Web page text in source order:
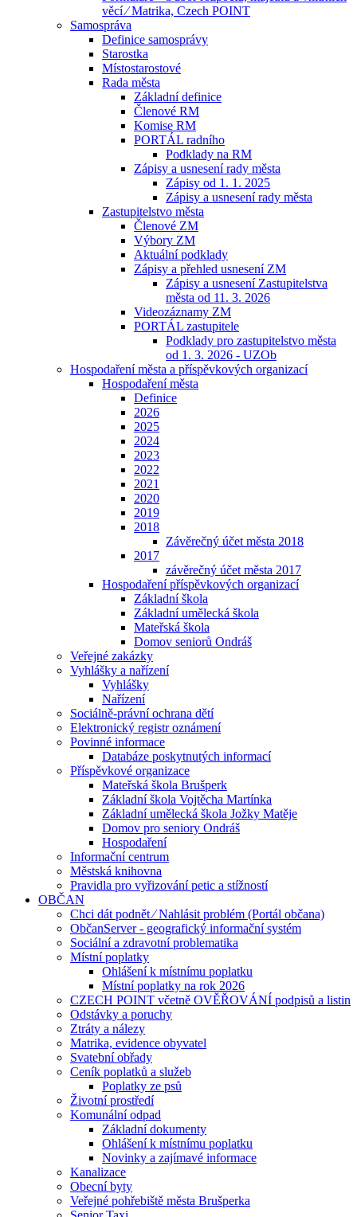
věcí ⁄ Matrika, Czech POINT
Samospráva
Definice samosprávy
Starostka
Místostarostové
Rada města
Základní definice
Členové RM
Komise RM
PORTÁL radního
Podklady na RM
Zápisy a usnesení rady města
Zápisy od 1. 1. 2025
Zápisy a usnesení rady města
Zastupitelstvo města
Členové ZM
Výbory ZM
Aktuální podklady
Zápisy a přehled usnesení ZM
Zápisy a usnesení Zastupitelstva
města od 11. 3. 2026
Videozáznamy ZM
PORTÁL zastupitele
Podklady pro zastupitelstvo města
od 1. 3. 2026 - UZOb
Hospodaření města a příspěvkových organizací
Hospodaření města
Definice
2026
2025
2024
2023
2022
2021
2020
2019
2018
Závěrečný účet města 2018
2017
závěrečný účet města 2017
Hospodaření příspěvkových organizací
Základní škola
Základní umělecká škola
Mateřská škola
Domov seniorů Ondráš
Veřejné zakázky
Vyhlášky a nařízení
Vyhlášky
Nařízení
Sociálně-právní ochrana dětí
Elektronický registr oznámení
Povinné informace
Databáze poskytnutých informací
Příspěvkové organizace
Mateřská škola Brušperk
Základní škola Vojtěcha Martínka
Základní umělecká škola Jožky Matěje
Domov pro seniory Ondráš
Hospodaření
Informační centrum
Městská knihovna
Pravidla pro vyřizování petic a stížností
OBČAN
Chci dát podnět ⁄ Nahlásit problém (Portál občana)
ObčanServer - geografický informační systém
Sociální a zdravotní problematika
Místní poplatky
Ohlášení k místnímu poplatku
Místní poplatky na rok 2026
CZECH POINT včetně OVĚŘOVÁNÍ podpisů a listin
Odstávky a poruchy
Ztráty a nálezy
Matrika, evidence obyvatel
Svatební obřady
Ceník poplatků a služeb
Poplatky ze psů
Životní prostředí
Komunální odpad
Základní dokumenty
Ohlášení k místnímu poplatku
Novinky a zajímavé informace
Kanalizace
Obecní byty
Veřejné pohřebiště města Brušperka